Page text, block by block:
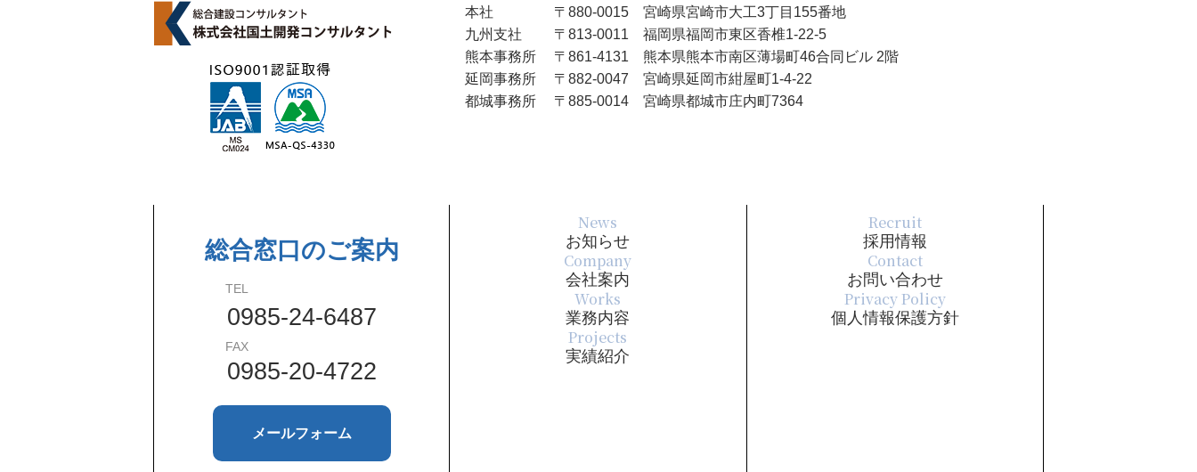
2025年4月
2025年3月
2024年10月
2024年8月
2024年7月
2024年6月
本社
〒880-0015 宮崎県宮崎市大工3丁目155番地
九州支社
〒813-0011 福岡県福岡市東区香椎1-22-5
熊本事務所
〒861-4131 熊本県熊本市南区薄場町46合同ビル 2階
延岡事務所
〒882-0047 宮崎県延岡市紺屋町1-4-22
都城事務所
〒885-0014 宮崎県都城市庄内町7364
総合窓口のご案内
TEL
0985-24-6487
FAX
0985-20-4722
メールフォーム
News
お知らせ
Company
会社案内
Works
業務内容
Projects
実績紹介
Recruit
採用情報
Contact
お問い合わせ
Privacy Policy
個人情報保護方針